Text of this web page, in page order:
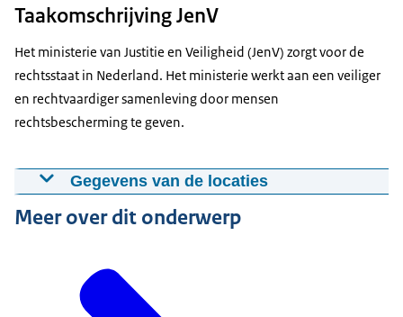
Taakomschrijving JenV
Het ministerie van Justitie en Veiligheid (JenV) zorgt voor de
rechtsstaat in Nederland. Het ministerie werkt aan een veiliger
en rechtvaardiger samenleving door mensen
rechtsbescherming te geven.
Gegevens van de locaties
Meer over dit onderwerp